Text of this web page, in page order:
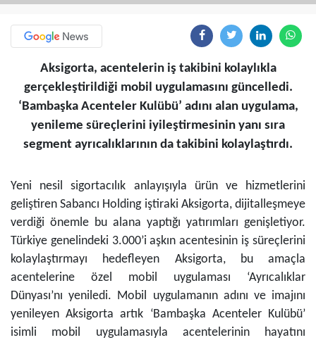
Aksigorta, acentelerin iş takibini kolaylıkla
gerçekleştirildiği mobil uygulamasını güncelledi.
‘Bambaşka Acenteler Kulübü’ adını alan uygulama,
yenileme süreçlerini iyileştirmesinin yanı sıra
segment ayrıcalıklarının da takibini kolaylaştırdı.
Yeni nesil sigortacılık anlayışıyla ürün ve hizmetlerini
geliştiren Sabancı Holding iştiraki Aksigorta, dijitalleşmeye
verdiği önemle bu alana yaptığı yatırımları genişletiyor.
Türkiye genelindeki 3.000’i aşkın acentesinin iş süreçlerini
kolaylaştırmayı hedefleyen Aksigorta, bu amaçla
acentelerine özel mobil uygulaması ‘Ayrıcalıklar
Dünyası’nı yeniledi. Mobil uygulamanın adını ve imajını
yenileyen Aksigorta artık ‘Bambaşka Acenteler Kulübü’
isimli mobil uygulamasıyla acentelerinin hayatını